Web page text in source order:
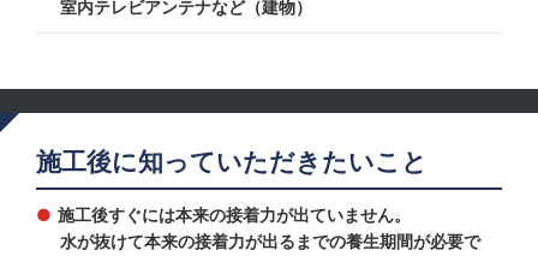
室内テレビアンテナなど（建物）
施工後に知っていただきたいこと
施工後すぐには本来の接着力が出ていません。
水が抜けて本来の接着力が出るまでの養生期間が必要で